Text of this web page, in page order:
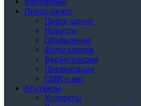
Викторины
Пресс-центр
Пресс-центр
Новости
Объявления
Фотогалерея
Видеогалерея
Презентации
СМИ о нас
Контакты
Контакты